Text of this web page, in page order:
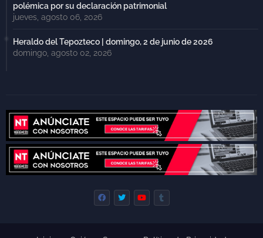
polémica por su declaración patrimonial
jueves, agosto 06, 2026
Heraldo del Tepozteco | domingo, 2 de junio de 2026
domingo, agosto 02, 2026